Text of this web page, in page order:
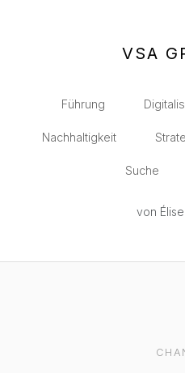
VSA
Führung
Nachhaltigkeit
Suche
von